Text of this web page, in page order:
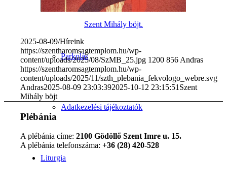
Hivatal
Parkolás
Adatkezelési tájékoztatók
Liturgia
Szent Mihály böjt.
2025-08-09/Híreink
https://szentharomsagtemplom.hu/wp-
content/uploads/2025/08/SzMB_25.jpg 1200 856 Andras
https://szentharomsagtemplom.hu/wp-
content/uploads/2025/11/szth_plebania_fekvologo_webre.svg
Andras2025-08-09 23:03:392025-10-12 23:15:51 Szent
Mihály böjt
Plébánia
A plébánia címe:2100 Gödöllő Szent Imre u. 15.
A plébánia telefonszáma:+36 (28) 420-528